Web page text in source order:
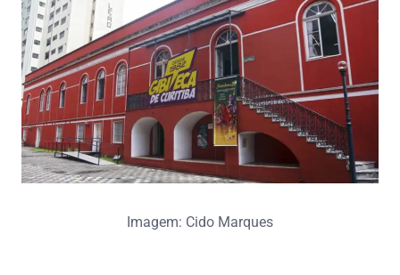
Imagem: Cido Marques